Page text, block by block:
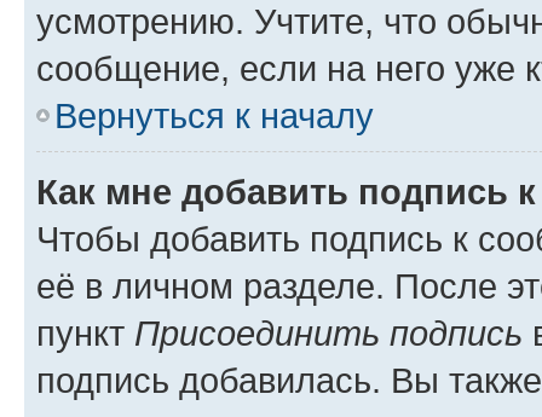
усмотрению. Учтите, что
сообщение, если на него уже
Вернуться к началу
Как мне добавить подпись
Чтобы добавить подпись к
её в личном разделе. После
пункт Присоединить подпись
подпись добавилась. Вы